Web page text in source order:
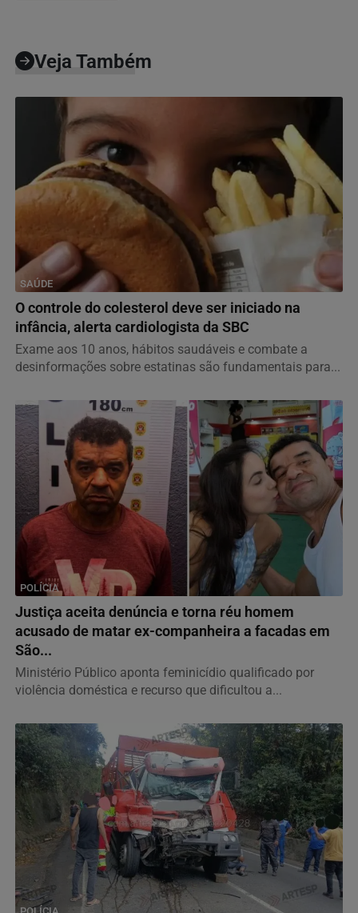
Veja Também
SAÚDE
O controle do colesterol deve ser iniciado na
infância, alerta cardiologista da SBC
Exame aos 10 anos, hábitos saudáveis e combate a
desinformações sobre estatinas são fundamentais para...
POLÍCIA
Justiça aceita denúncia e torna réu homem
acusado de matar ex-companheira a facadas em
São...
Ministério Público aponta feminicídio qualificado por
violência doméstica e recurso que dificultou a...